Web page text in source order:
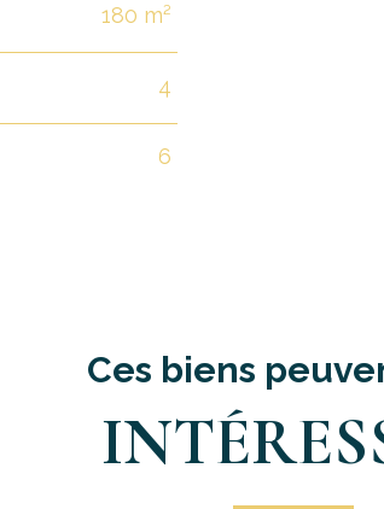
180 m²
4
6
Ces biens